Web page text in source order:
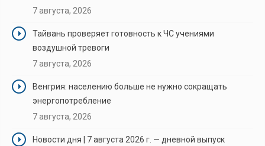
7 августа, 2026
Тайвань проверяет готовность к ЧС учениями
воздушной тревоги
7 августа, 2026
Венгрия: населению больше не нужно сокращать
энергопотребление
7 августа, 2026
Новости дня | 7 августа 2026 г. — дневной выпуск